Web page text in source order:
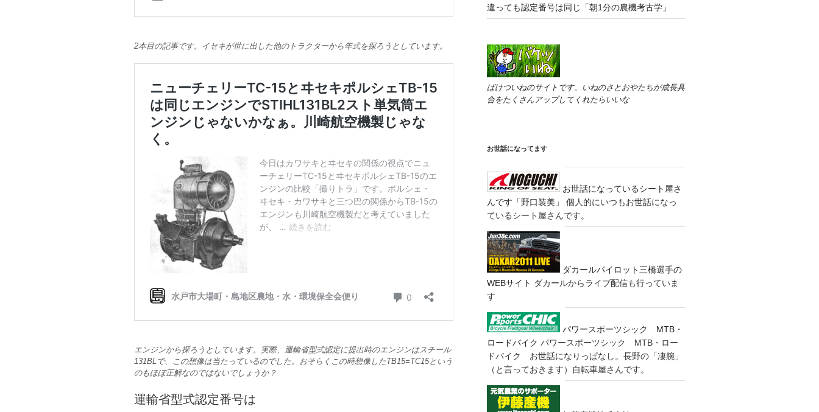
2本目の記事です。イセキが世に出した他のトラクターから年式を探ろうとしています。
エンジンから探ろうとしています。実際、運輸省型式認定に提出時のエンジンはスチール
131BLで、この想像は当たっているのでした。おそらくこの時想像したTB15=TC15という
のもほぼ正解なのではないでしょうか？
運輸省型式認定番号は
違っても認定番号は同じ「朝1分の農機考古学」
ばけついねのサイトです。いねのさとおやたちが成長具
合をたくさんアップしてくれたらいいな
お世話になってます
お世話になっているシート屋さ
んです「野口装美」
個人的にいつもお世話になっ
ているシート屋さんです。
ダカールパイロット三橋選手の
WEBサイト ダカールからライブ配信も行っていま
す
パワースポーツシック MTB・
ロードバイク パワースポーツシック MTB・ロー
ドバイク お世話になりっぱなし。長野の「凄腕」
（と言っておきます）自転車屋さんです。